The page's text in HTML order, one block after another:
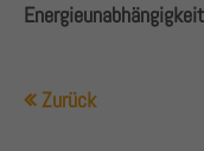
Zurück